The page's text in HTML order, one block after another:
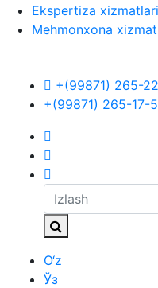
Ekspertiza xizmatlari
Mehmonxona
+(99871) 265-
+(99871) 265-17-
O‘z
Ўз